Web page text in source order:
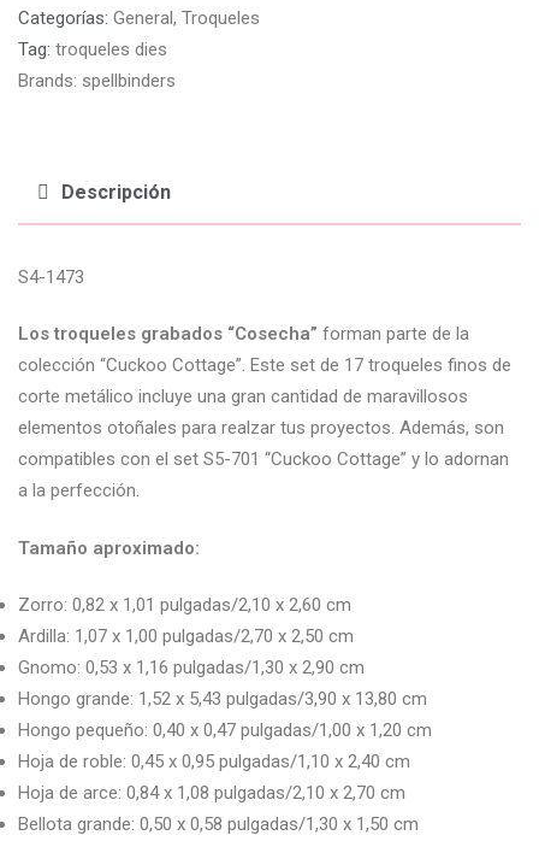
Categorías: General, Troqueles
Tag: troqueles dies
Brands: spellbinders
Descripción
S4-1473
Los troqueles grabados “Cosecha” forman parte de la
colección “Cuckoo Cottage”. Este set de 17 troqueles finos de
corte metálico incluye una gran cantidad de maravillosos
elementos otoñales para realzar tus proyectos. Además, son
compatibles con el set S5-701 “Cuckoo Cottage” y lo adornan
a la perfección.
Tamaño aproximado:
Zorro: 0,82 x 1,01 pulgadas/2,10 x 2,60 cm
Ardilla: 1,07 x 1,00 pulgadas/2,70 x 2,50 cm
Gnomo: 0,53 x 1,16 pulgadas/1,30 x 2,90 cm
Hongo grande: 1,52 x 5,43 pulgadas/3,90 x 13,80 cm
Hongo pequeño: 0,40 x 0,47 pulgadas/1,00 x 1,20 cm
Hoja de roble: 0,45 x 0,95 pulgadas/1,10 x 2,40 cm
Hoja de arce: 0,84 x 1,08 pulgadas/2,10 x 2,70 cm
Bellota grande: 0,50 x 0,58 pulgadas/1,30 x 1,50 cm